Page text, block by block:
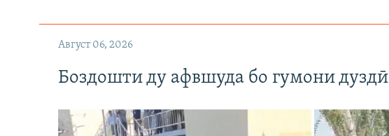
Август 06, 2026
Боздошти ду афвшуда бо гумони дуздӣ